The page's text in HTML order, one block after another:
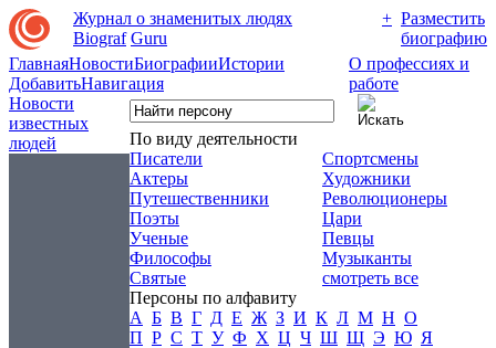
Журнал о знаменитых людях
Biograf Guru
+ Разместить
биографию
ГлавнаяНовостиБиографииИстории
ДобавитьНавигация
О профессиях и
работе
Новости
известных
людей
По виду деятельности
Писатели
Актеры
Путешественники
Поэты
Ученые
Философы
Святые
Спортсмены
Художники
Революционеры
Цари
Певцы
Музыканты
смотреть все
Персоны по алфавиту
А Б В Г Д Е Ж З И К Л М Н О
П Р С Т У Ф Х Ц Ч Ш Щ Э Ю Я